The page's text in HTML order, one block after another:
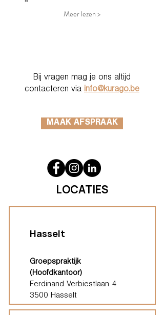
Meer lezen >
Bij vragen mag je ons altijd
contacteren via info@kurago.be
MAAK AFSPRAAK
LOCATIES
Hasselt
Groepspraktijk
(Hoofdkantoor)
Ferdinand Verbiestlaan 4
3500 Hasselt